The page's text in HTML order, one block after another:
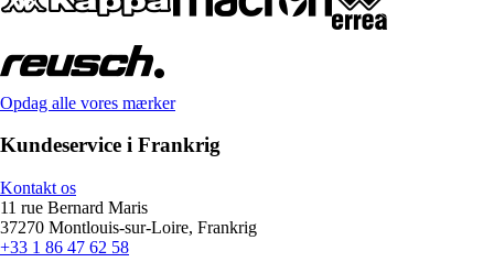
Opdag alle vores mærker
Kundeservice i Frankrig
Kontakt os
11 rue Bernard Maris
37270 Montlouis-sur-Loire, Frankrig
+33 1 86 47 62 58